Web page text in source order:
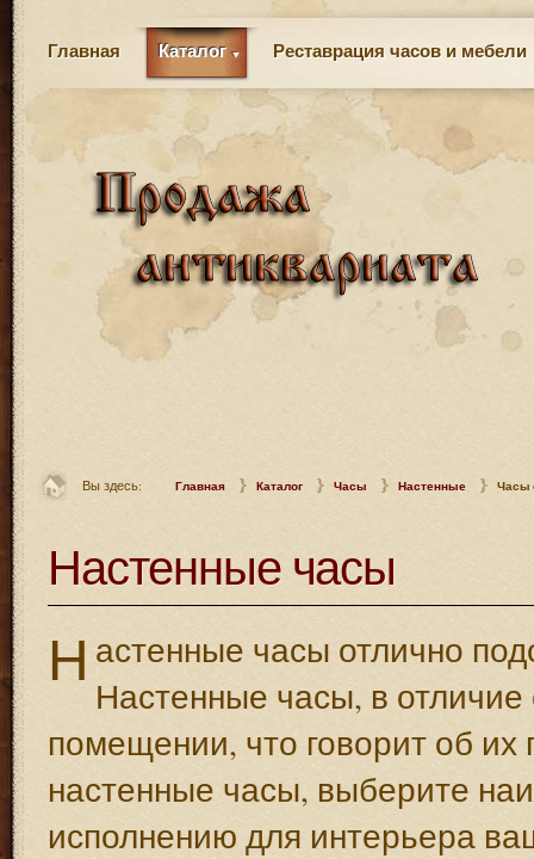
Главная Каталог Реставрация часов и мебели
Вы здесь: Главная Каталог Часы Настенные Часы
Настенные часы
Н астенные часы отлично
Настенные часы, в
помещении, что говорит об
настенные часы, выберите
исполнению для интерьера